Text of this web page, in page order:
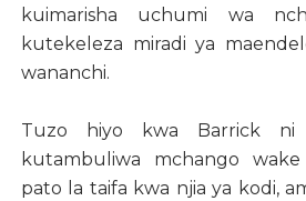
kuimarisha uchumi wa
kutekeleza miradi ya
wananchi.
Tuzo hiyo kwa Barrick ni
kutambuliwa mchango
pato la taifa kwa njia ya kodi,